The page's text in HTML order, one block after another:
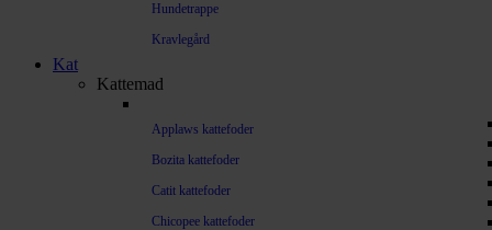
Hundetrappe
Kravlegård
Kat
Kattemad
Applaws kattefoder
Bozita kattefoder
Catit kattefoder
Chicopee kattefoder